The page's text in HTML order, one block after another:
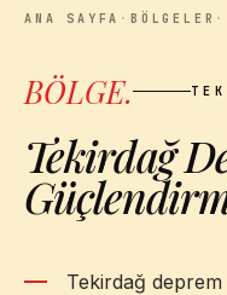
ANA SAYFA ·BÖLGELER ·
BÖLGE.
Tekirdağ
Tekirdağ